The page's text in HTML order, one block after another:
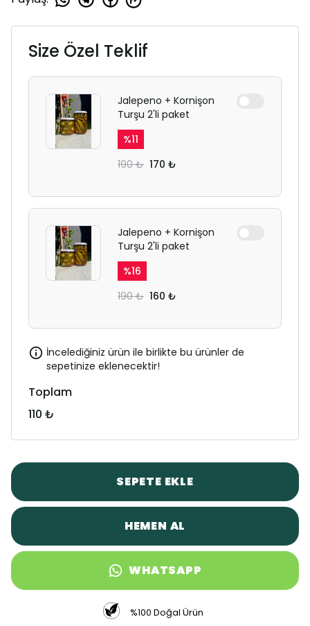
Size Özel Teklif
Jalepeno + Kornişon
Turşu 2'li paket
%11
190 ₺ 170 ₺
Jalepeno + Kornişon
Turşu 2'li paket
%16
190 ₺ 160 ₺
İncelediğiniz ürün ile birlikte bu ürünler de
sepetinize eklenecektir!
Toplam
110 ₺
SEPETE EKLE
HEMEN AL
WHATSAPP
%100 Doğal Ürün